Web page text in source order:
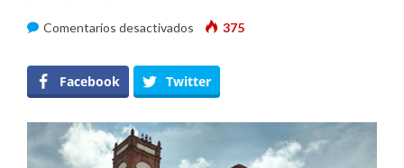
Comentarios desactivados en
CFE
realizará
trabajos
375
Facebook Twitter